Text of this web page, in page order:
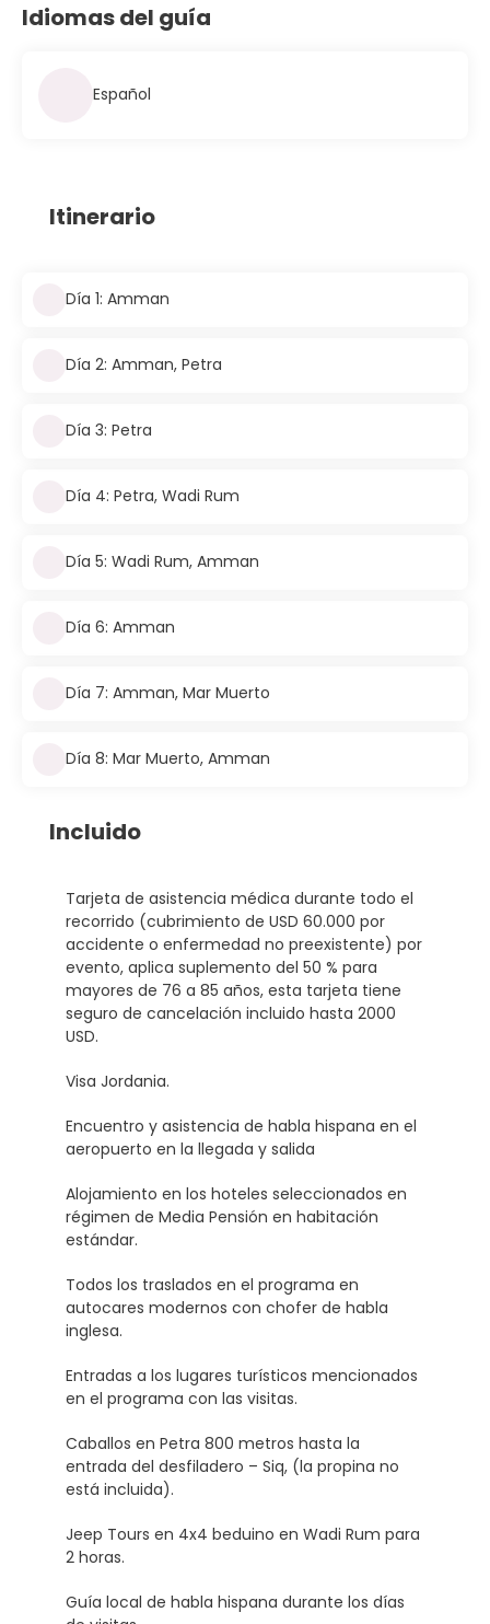
Idiomas del guía
Español
Itinerario
Día 1: Amman
Día 2: Amman, Petra
Día 3: Petra
Día 4: Petra, Wadi Rum
Día 5: Wadi Rum, Amman
Día 6: Amman
Día 7: Amman, Mar Muerto
Día 8: Mar Muerto, Amman
Incluido
Tarjeta de asistencia médica durante todo el
recorrido (cubrimiento de USD 60.000 por
accidente o enfermedad no preexistente) por
evento, aplica suplemento del 50 % para
mayores de 76 a 85 años, esta tarjeta tiene
seguro de cancelación incluido hasta 2000
USD.
Visa Jordania.
Encuentro y asistencia de habla hispana en el
aeropuerto en la llegada y salida
Alojamiento en los hoteles seleccionados en
régimen de Media Pensión en habitación
estándar.
Todos los traslados en el programa en
autocares modernos con chofer de habla
inglesa.
Entradas a los lugares turísticos mencionados
en el programa con las visitas.
Caballos en Petra 800 metros hasta la
entrada del desfiladero – Siq, (la propina no
está incluida).
Jeep Tours en 4x4 beduino en Wadi Rum para
2 horas.
Guía local de habla hispana durante los días